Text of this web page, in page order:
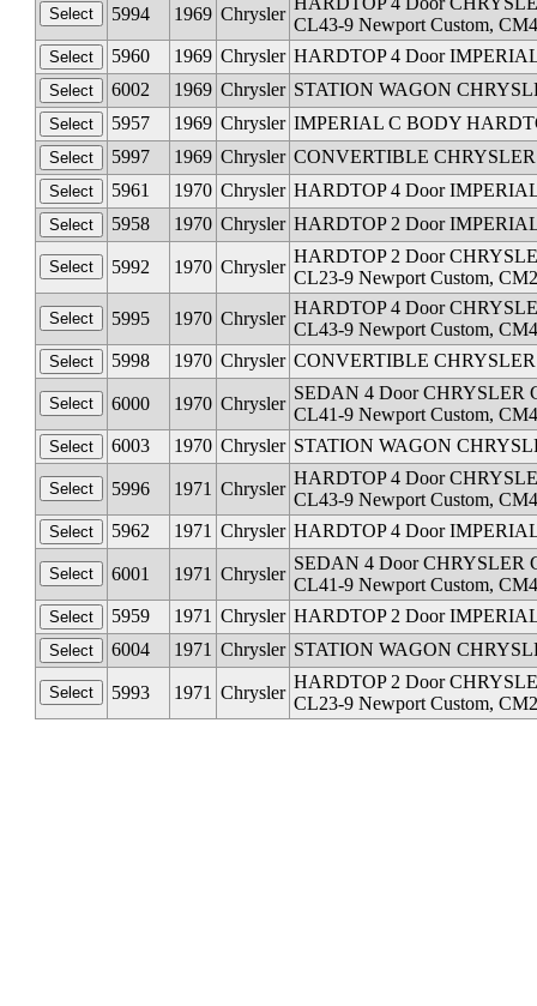
5994 1969 Chrysler
CL43-9 Newport Custom,
5960
1969 Chrysler HARDTOP 4 Door
6002
1969 Chrysler STATION WAGON
5957
1969 Chrysler IMPERIAL C BODY
5997
1969 Chrysler CONVERTIBLE CHRYSLER
5961
1970 Chrysler HARDTOP 4 Door
5958
1970 Chrysler HARDTOP 2 Door
5992 1970 Chrysler
HARDTOP 2 Door
CL23-9 Newport Custom,
5995
1970 Chrysler
HARDTOP 4 Door
CL43-9 Newport Custom,
5998
1970 Chrysler CONVERTIBLE CHRYSLER
6000 1970 Chrysler
SEDAN 4 Door CHRYSLER
CL41-9 Newport Custom,
6003
1970 Chrysler STATION WAGON
5996 1971 Chrysler
HARDTOP 4 Door
CL43-9 Newport Custom,
5962
1971 Chrysler HARDTOP 4 Door
6001 1971 Chrysler
SEDAN 4 Door CHRYSLER
CL41-9 Newport Custom,
5959
1971 Chrysler HARDTOP 2 Door
6004
1971 Chrysler STATION WAGON
5993 1971 Chrysler
HARDTOP 2 Door
CL23-9 Newport Custom,